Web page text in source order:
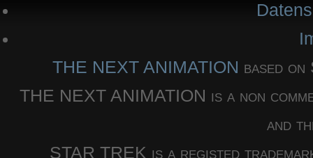
THE NEXT ANIMATION based
THE NEXT ANIMATION is a non
and
STAR TREK is a registed